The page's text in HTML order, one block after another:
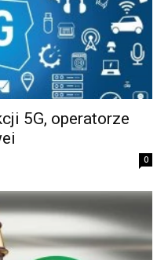
5G, operatorze
0